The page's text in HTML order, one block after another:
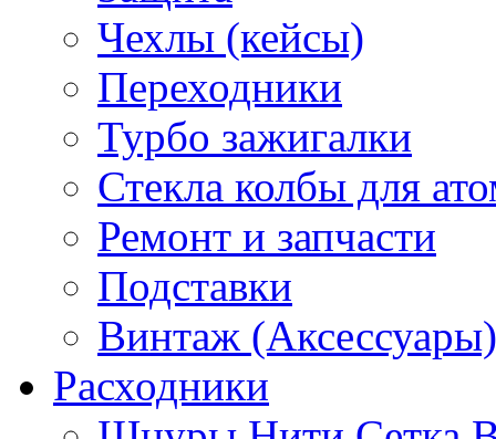
Чехлы (кейсы)
Переходники
Турбо зажигалки
Стекла колбы для
Ремонт и запчасти
Подставки
Винтаж (Аксессуары)
Расходники